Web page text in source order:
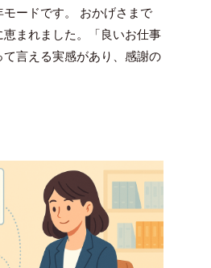
ードです。 おかげさまで
まれました。「良いお仕事
て言える実感があり、感謝の